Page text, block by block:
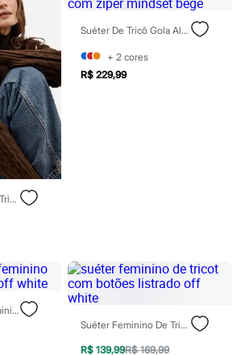
Suéter Feminino De Tricot Gola Alta Com Bordado Texturizado Marrom
Suéter De Tricô Gola Alta Com Zíper Mindset Bege
+ 2 cores
R$ 229,99
Suéter Cropped Feminino De Tricot Decote V Off White
Suéter Feminino De Tricot Com Botões Listrado Off White
R$ 139,99R$ 169,99